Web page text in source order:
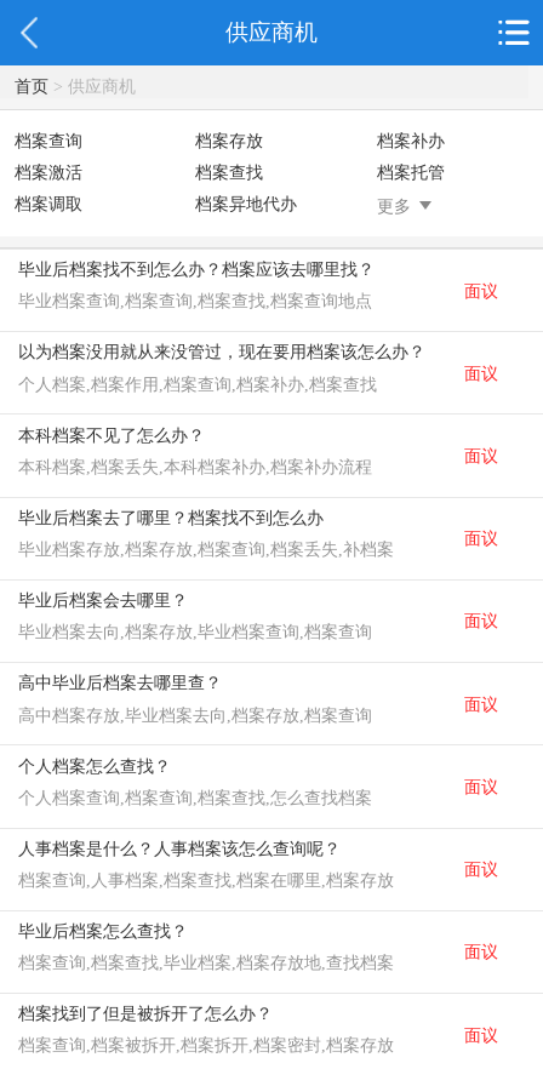
供应商机
首页> 供应商机
档案查询 档案存放
档案补办
档案激活
档案查找
档案托管
档案调取
档案异地代办
档案异常处理
更多
毕业后档案找不到怎么办？档案应该去哪里找？
毕业档案查询,档案查询,档案查找,档案查询地点
面议
以为档案没用就从来没管过，现在要用档案该怎么办？
个人档案,档案作用,档案查询,档案补办,档案查找
面议
本科档案不见了怎么办？
本科档案,档案丢失,本科档案补办,档案补办流程
面议
毕业后档案去了哪里？档案找不到怎么办
毕业档案存放,档案存放,档案查询,档案丢失,补档案
面议
毕业后档案会去哪里？
毕业档案去向,档案存放,毕业档案查询,档案查询
面议
高中毕业后档案去哪里查？
高中档案存放,毕业档案去向,档案存放,档案查询
面议
个人档案怎么查找？
个人档案查询,档案查询,档案查找,怎么查找档案
面议
人事档案是什么？人事档案该怎么查询呢？
档案查询,人事档案,档案查找,档案在哪里,档案存放
面议
毕业后档案怎么查找？
档案查询,档案查找,毕业档案,档案存放地,查找档案
面议
档案找到了但是被拆开了怎么办？
档案查询,档案被拆开,档案拆开,档案密封,档案存放
面议